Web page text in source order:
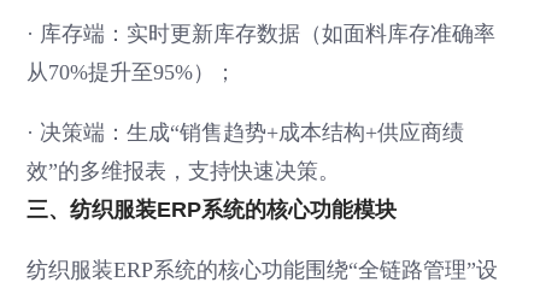
· 库存端：实时更新库存数据（如面料库存准确率
从70%提升至95%）；
· 决策端：生成“销售趋势+成本结构+供应商绩
效”的多维报表，支持快速决策。
三、纺织服装ERP系统的核心功能模块
纺织服装ERP系统的核心功能围绕“全链路管理”设